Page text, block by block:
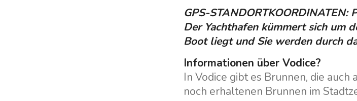
GPS-
Der Yachthafen kümmert sich um
Boot liegt und Sie werden durch
Informationen über Vodice?
In Vodice gibt es Brunnen, die
noch erhaltenen Brunnen im